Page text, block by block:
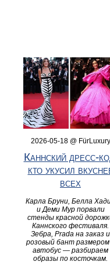
2026-05-18 @ FürLuxury
Каннский дресс-
кто укусил
всех
Карла Бруни, Белла
и Деми Мур порвали
стенды красной
Каннского фестиваля.
Зебра, Prada на заказ и
розовый бант размером
автобус — разбираем
образы по косточкам.